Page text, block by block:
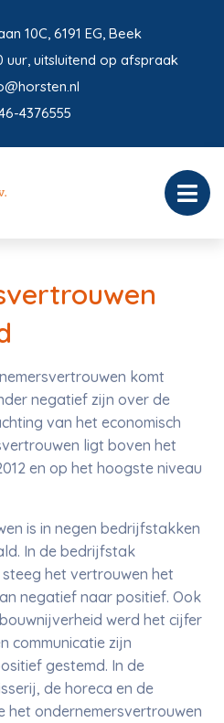
10C, 6191 EG, Beek
uur, uitsluitend op afspraak
4376555
komt
negatief zijn over de
van het economisch
ligt boven het
en op het hoogste niveau
is in negen bedrijfstakken
In de bedrijfstak
het vertrouwen het
negatief naar positief. Ook
werd het cijfer
communicatie zijn
gestemd. In de
de horeca en de
ondernemersvertrouwen